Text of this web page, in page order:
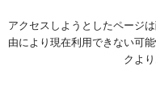
アクセスしようとしたページ
由により現在利用できない可
クよ